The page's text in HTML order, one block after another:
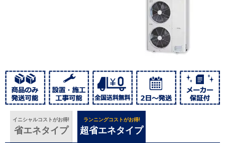
イニシャルコストがお得!
省エネタイプ
ランニングコストがお得!
超省エネタイプ